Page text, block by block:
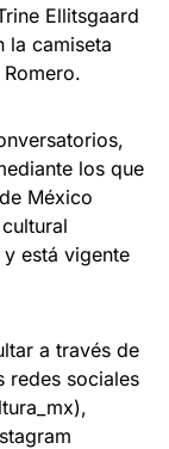
Ellitsgaard
la camiseta
los que
México
está vigente
a través de
redes sociales